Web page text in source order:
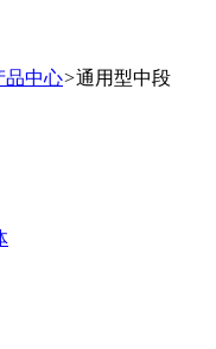
品中心>通用型中段